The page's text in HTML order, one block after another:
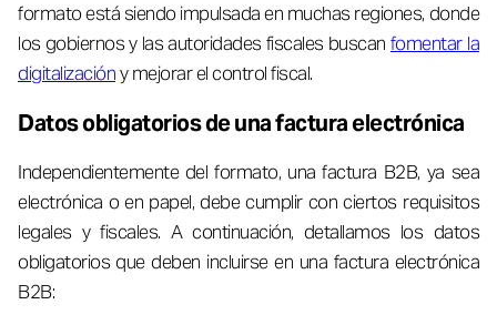
formato está siendo impulsada en muchas regiones, donde
los gobiernos y las autoridades fiscales buscan fomentar la
digitalizacióny mejorar el control fiscal.
Datos obligatorios de una factura electrónica
Independientemente del formato, una factura B2B, ya sea
electrónica o en papel, debe cumplir con ciertos requisitos
legales y fiscales. A continuación, detallamos los datos
obligatorios que deben incluirse en una factura electrónica
B2B: